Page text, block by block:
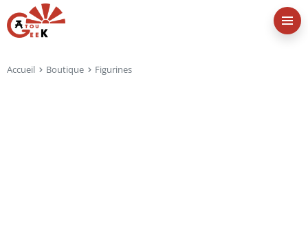
Accueil Boutique Figurines